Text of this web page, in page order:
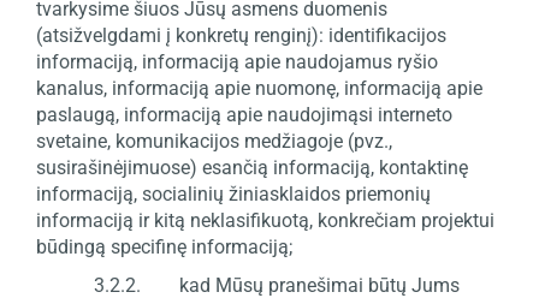
tvarkysime šiuos Jūsų asmens duomenis
(atsižvelgdami į konkretų renginį): identifikacijos
informaciją, informaciją apie naudojamus ryšio
kanalus, informaciją apie nuomonę, informaciją apie
paslaugą, informaciją apie naudojimąsi interneto
svetaine, komunikacijos medžiagoje (pvz.,
susirašinėjimuose) esančią informaciją, kontaktinę
informaciją, socialinių žiniasklaidos priemonių
informaciją ir kitą neklasifikuotą, konkrečiam projektui
būdingą specifinę informaciją;
3.2.2. kad Mūsų pranešimai būtų Jums